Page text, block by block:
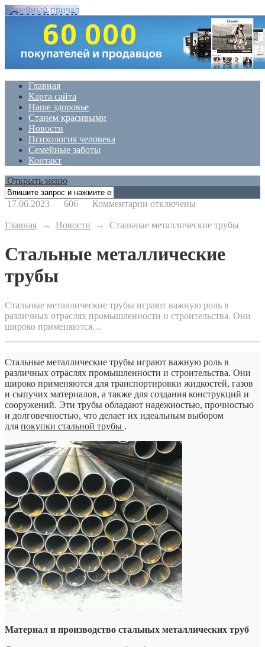
Семейный причал
Главная
Карта сайта
Наше здоровье
Станем красивыми
Новости
Психология человека
Семейные заботы
Контакт
Открыть меню
17.06.2023 606 Комментарии к
Стальные
отключены
Главная → Новости → Стальные металлические трубы
Стальные металлические
трубы
Стальные металлические трубы играют важную роль в
различных отраслях промышленности и строительства. Они
широко применяются…
Стальные металлические трубы играют важную роль в
различных отраслях промышленности и строительства. Они
широко применяются для транспортировки жидкостей, газов
и сыпучих материалов, а также для создания конструкций и
сооружений. Эти трубы обладают надежностью, прочностью
и долговечностью, что делает их идеальным выбором
для покупки стальной трубы .
Материал и производство стальных металлических труб